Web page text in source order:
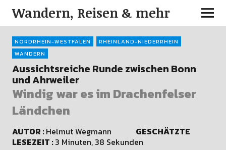
Wandern, Reisen & mehr
NORDRHEIN-WESTFALEN
RHEINLAND-NIEDERRHEIN
WANDERN
Aussichtsreiche Runde zwischen Bonn
und Ahrweiler
Windig war es im Drachenfelser
Ländchen
AUTOR :Helmut Wegmann GESCHÄTZTE
LESEZEIT :3 Minuten, 38 Sekunden